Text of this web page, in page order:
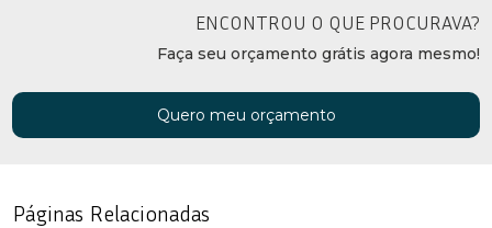
ENCONTROU O QUE PROCURAVA?
Faça seu orçamento grátis agora mesmo!
Quero meu orçamento
Páginas Relacionadas